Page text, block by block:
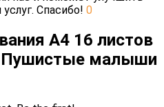
Спасибо! 0
А4 16 листов
Пушистые малыши